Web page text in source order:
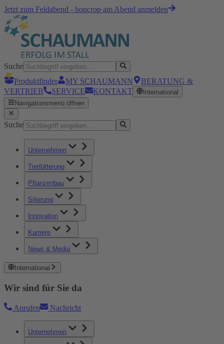
Jetzt zum Feldabend - boncrop am Abend anmelden
Suche
Produktfinder
MY SCHAUMANN
BERATUNG &
VERTRIEB
SERVICE KONTAKT
International
Navigationsmenü öffnen
Suche
Unternehmen
Tierfütterung
Pflanzenbau
Silierung
Innovation
Karriere
News & Media
International
Wir sind für Sie da
Anrufen Nachricht
Unternehmen